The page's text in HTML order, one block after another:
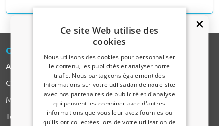
CARPARTS
A propos de CarParts-Expert
Contact
Marques de voiture
Tous les Produits
Un code de réduction de 5 % ?
Inscrivez-vous dès maintenant à notre
newsletter et profitez-en ! Votre code promo est
valable 3 jours.
Ce site Web utilise des
cookies
Nous utilisons des cookies pour personnaliser
le contenu, les publicités et analyser notre
trafic. Nous partageons également des
informations sur votre utilisation de notre site
avec nos partenaires de publicité et d'analyse
qui peuvent les combiner avec d'autres
informations que vous leur avez fournies ou
qu'ils ont collectées lors de votre utilisation de